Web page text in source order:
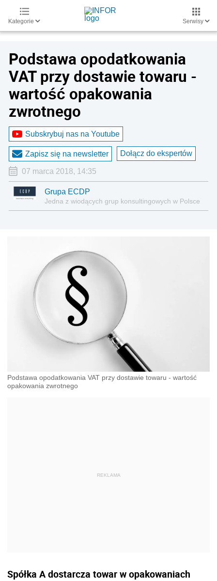
Kategorie Serwisy
Podstawa opodatkowania
VAT przy dostawie towaru -
wartość opakowania
zwrotnego
Subskrybuj nas na Youtube
Zapisz się na newsletter Dołącz do ekspertów
07 marca 2018, 14:35
Grupa ECDP
Jedna z wiodących grup konsultingowych w Polsce
Podstawa opodatkowania VAT przy dostawie towaru - wartość
opakowania zwrotnego
Spółka A dostarcza towar w opakowaniach